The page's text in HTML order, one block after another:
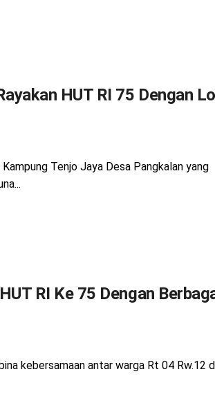
HUT RI 75 Dengan
Tenjo Jaya Desa Pangkalan yang
RI Ke 75 Dengan
kebersamaan antar warga Rt 04 Rw.12